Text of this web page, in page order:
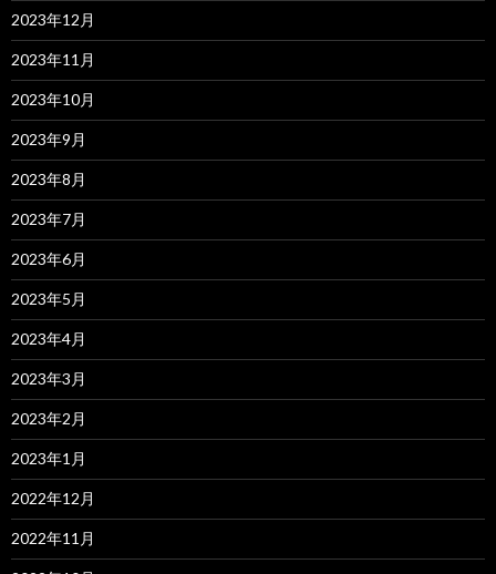
2023年12月
2023年11月
2023年10月
2023年9月
2023年8月
2023年7月
2023年6月
2023年5月
2023年4月
2023年3月
2023年2月
2023年1月
2022年12月
2022年11月